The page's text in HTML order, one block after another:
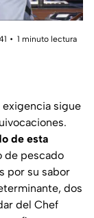
1 minuto lectura
exigencia sigue
de esta
de pescado
por su sabor
dos
del Chef